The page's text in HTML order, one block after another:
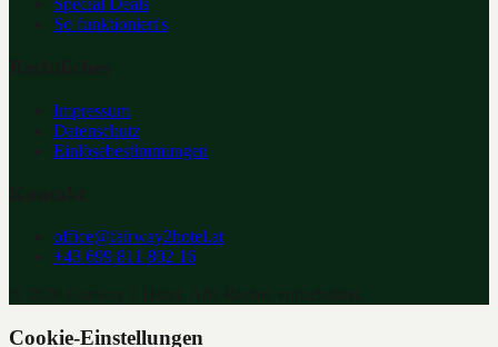
Special Deals
So funktioniert's
Impressum
Datenschutz
Einlösebestimmungen
office@fairway2hotel.at
+43 699 811 802 16
Cookie-Einstellungen